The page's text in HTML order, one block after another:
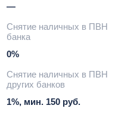
—
Снятие наличных в ПВН
банка
0%
Снятие наличных в ПВН
других банков
1%, мин. 150 руб.